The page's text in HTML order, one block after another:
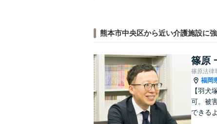
熊本市中央区から近い介護施設に
篠原
篠原法律
福岡
【羽犬
可。被
できる